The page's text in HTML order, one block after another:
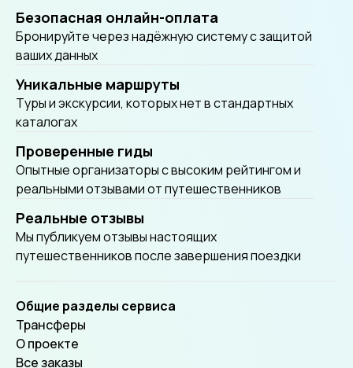
Безопасная онлайн-оплата
Бронируйте через надёжную систему с защитой
ваших данных
Уникальные маршруты
Tуры и экскурсии, которых нет в стандартных
каталогах
Проверенные гиды
Опытные организаторы с высоким рейтингом и
реальными отзывами от путешественников
Реальные отзывы
Мы публикуем отзывы настоящих
путешественников после завершения поездки
Общие разделы сервиса
Трансферы
О проекте
Все заказы